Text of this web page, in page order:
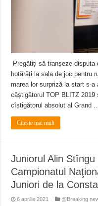
Pregătiți să tranșeze
hotărâți la sala de joc pentru
marea lor surpriză la start s-a
câștigătorul TOP BLITZ
cîștigătorul absolut al Grand …
Citeste mai mult
Juniorul Alin
Campionatul
Juniori de la
6 aprilie 2021 @Breaking